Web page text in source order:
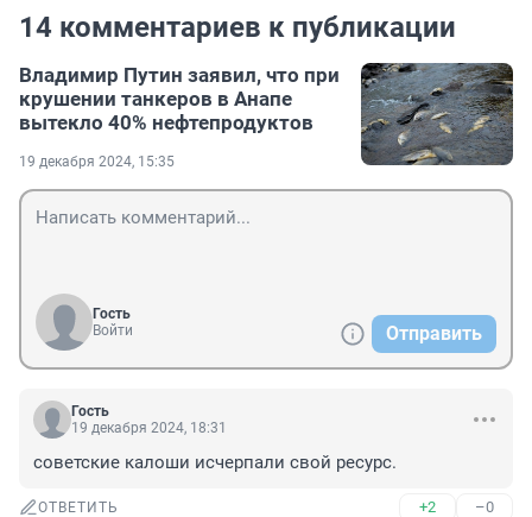
14 комментариев к публикации
Владимир Путин заявил, что при
крушении танкеров в Анапе
вытекло 40% нефтепродуктов
19 декабря 2024, 15:35
Гость
Войти
Отправить
Гость
19 декабря 2024, 18:31
советские калоши исчерпали свой ресурс.
ОТВЕТИТЬ +2 –0